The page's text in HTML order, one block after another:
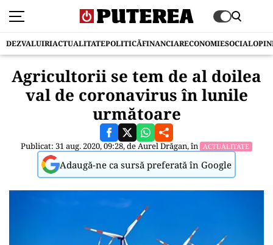
DEZVALUIRIACTUALITATEPOLITICĂFINANCIARECONOMIESOCIAL
Agricultorii se tem de al doilea
val de coronavirus în lunile
următoare
Publicat: 31 aug. 2020, 09:28, deAurel Drăgan, în ACTUALITATE
Adaugă-ne ca sursă preferată în Google